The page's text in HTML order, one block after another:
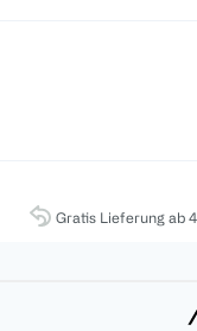
Gratis Lieferung ab